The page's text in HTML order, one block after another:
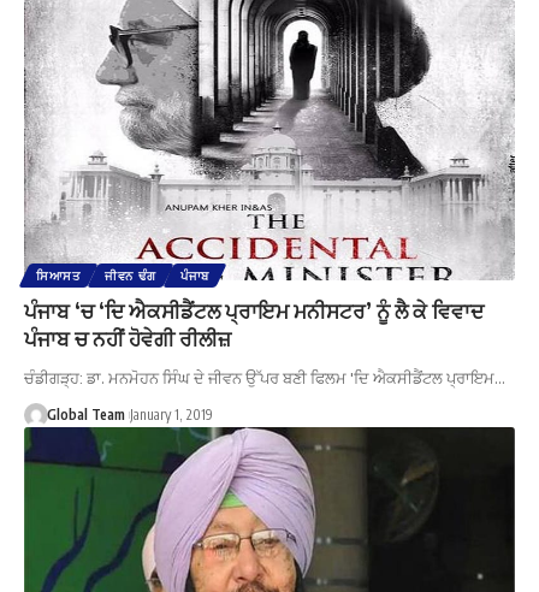
ਸਿਆਸਤ ਜੀਵਨ ਢੰਗ ਪੰਜਾਬ
ਪੰਜਾਬ ‘ਚ ‘ਦਿ ਐਕਸੀਡੈਂਟਲ ਪ੍ਰਾਇਮ ਮਨੀਸਟਰ’ ਨੂੰ ਲੈ ਕੇ ਵਿਵਾਦ
ਪੰਜਾਬ ਚ ਨਹੀਂ ਹੋਵੇਗੀ ਰੀਲੀਜ਼
ਚੰਡੀਗੜ੍ਹ: ਡਾ. ਮਨਮੋਹਨ ਸਿੰਘ ਦੇ ਜੀਵਨ ਉੱਪਰ ਬਣੀ ਫਿਲਮ 'ਦਿ ਐਕਸੀਡੈਂਟਲ ਪ੍ਰਾਇਮ…
Global Team January 1, 2019